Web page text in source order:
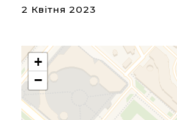
2 Квітня 2023
+
−